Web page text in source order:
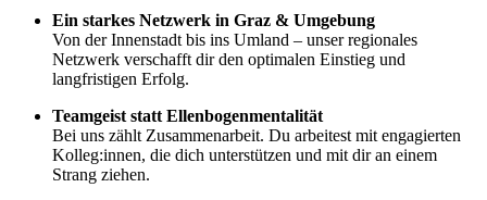
Ein starkes Netzwerk in Graz & Umgebung
Von der Innenstadt bis ins Umland – unser regionales
Netzwerk verschafft dir den optimalen Einstieg und
langfristigen Erfolg.
Teamgeist statt Ellenbogenmentalität
Bei uns zählt Zusammenarbeit. Du arbeitest mit engagierten
Kolleg:innen, die dich unterstützen und mit dir an einem
Strang ziehen.